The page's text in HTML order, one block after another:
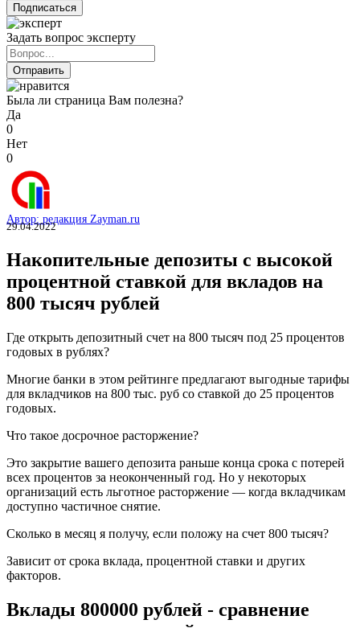
Задать вопрос эксперту
Была ли страница Вам полезна?
Да
0
Нет
0
Автор: редакция Zayman.ru
29.04.2022
Накопительные депозиты с высокой
процентной ставкой для вкладов на
800 тысяч рублей
Где открыть депозитный счет на 800 тысяч под 25 процентов
годовых в рублях?
Многие банки в этом рейтинге предлагают выгодные тарифы
для вкладчиков на 800 тыс. руб со ставкой до 25 процентов
годовых.
Что такое досрочное расторжение?
Это закрытие вашего депозита раньше конца срока с потерей
всех процентов за неоконченный год. Но у некоторых
организаций есть льготное расторжение — когда вкладчикам
доступно частичное снятие.
Сколько в месяц я получу, если положу на счет 800 тысяч?
Зависит от срока вклада, процентной ставки и других
факторов.
Вклады 800000 рублей - сравнение